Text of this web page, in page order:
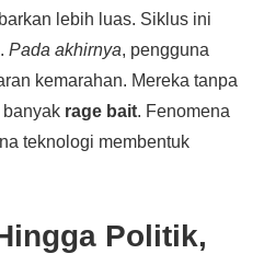
lebih luas. Siklus ini
Pada akhirnya, pengguna
kemarahan. Mereka tanpa
rage bait. Fenomena
teknologi membentuk
Politik,